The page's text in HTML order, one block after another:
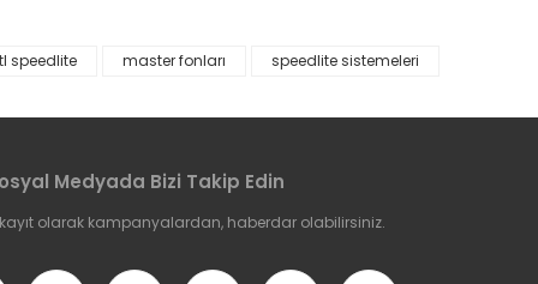
speedlite master fonları speedlite sistemeleri
Medyada Bizi Takip Edin
olarak kampanyalardan, haberdar olabilirsiniz.